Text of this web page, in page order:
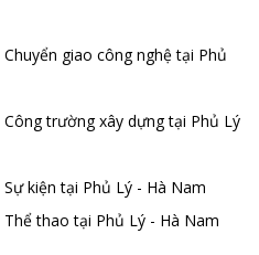
Chuyển giao công nghệ tại Phủ
Công trường xây dựng tại Phủ Lý
Sự kiện tại Phủ Lý - Hà Nam
Thể thao tại Phủ Lý - Hà Nam